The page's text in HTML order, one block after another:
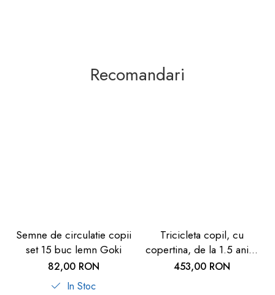
Recomandari
Semne de circulatie copii
set 15 buc lemn Goki
82,00 RON
In Stoc
Tricicleta copil, cu
copertina, de la 1.5 ani+,
Chipolino Pulse
453,00 RON